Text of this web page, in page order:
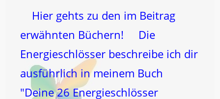
Hier gehts zu den im Beitrag
erwähnten Büchern! Die
Energieschlösser beschreibe ich dir
ausführlich in meinem Buch
"Deine 26 Energieschlösser